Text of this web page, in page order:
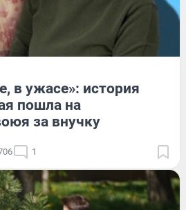
в ужасе»: история
пошла на
за внучку
1